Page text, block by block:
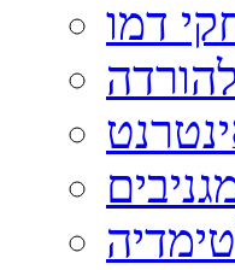
דמו